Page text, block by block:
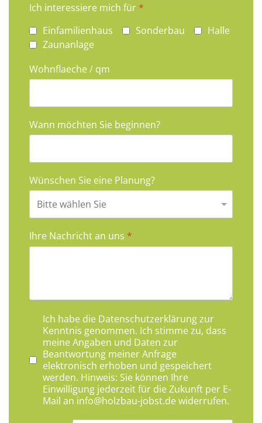
Ich interessiere mich für *
Einfamilienhaus
Sonderbau
Halle
Zaunanlage
Wohnflaeche / qm
Wann möchten Sie beginnen?
Wünschen Sie eine Planung?
Ihre Nachricht an uns *
Datenschutzhinweis*
Ich habe die Datenschutzerklärungzur
Kenntnis genommen. Ich stimme zu, dass
meine Angaben und Daten zur
Beantwortung meiner Anfrage
elektronisch erhoben und gespeichert
werden. Hinweis: Sie können Ihre
Einwilligung jederzeit für die Zukunft per E-
Mail an info@holzbau-jobst.dewiderrufen.